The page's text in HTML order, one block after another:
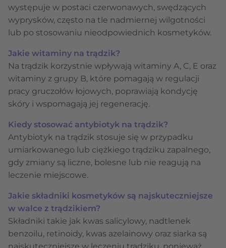
występuje w postaci czerwonawych, swędzących
wyprysków, często na tle nadmiernej wilgotności
lub po stosowaniu nieodpowiednich kosmetyków.
Jakie witaminy na trądzik?
Na trądzik korzystnie wpływają witaminy A, C, E oraz
witaminy z grupy B, które pomagają w regulacji
pracy gruczołów łojowych, poprawiają kondycję
skóry i wspomagają jej regenerację.
Kiedy stosować antybiotyk na trądzik?
Antybiotyk na trądzik stosuje się w przypadku
umiarkowanego lub ciężkiego trądziku zapalnego,
gdy zmiany są liczne, bolesne lub nie reagują na
leczenie miejscowe.
Jakie składniki kosmetyków są najskuteczniejsze
w walce z trądzikiem?
Składniki takie jak kwas salicylowy, nadtlenek
benzoilu, retinoidy, kwas azelainowy oraz siarka są